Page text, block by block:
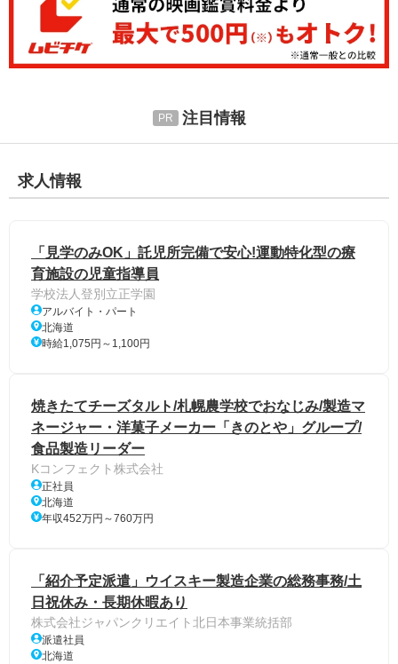
注目情報
求人情報
「見学のみOK」託児所完備で安心!運動特化型の療
育施設の児童指導員
学校法人登別立正学園
アルバイト・パート
北海道
時給1,075円～1,100円
焼きたてチーズタルト/札幌農学校でおなじみ/製造マ
ネージャー・洋菓子メーカー「きのとや」グループ/
食品製造リーダー
Kコンフェクト株式会社
正社員
北海道
年収452万円～760万円
「紹介予定派遣」ウイスキー製造企業の総務事務/土
日祝休み・長期休暇あり
株式会社ジャパンクリエイト北日本事業統括部
派遣社員
北海道